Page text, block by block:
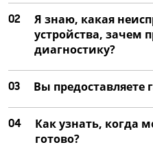
02
Я знаю, какая
устройства, зачем
диагностику?
03 Вы предоставляете
04
Как узнать, когда
готово?